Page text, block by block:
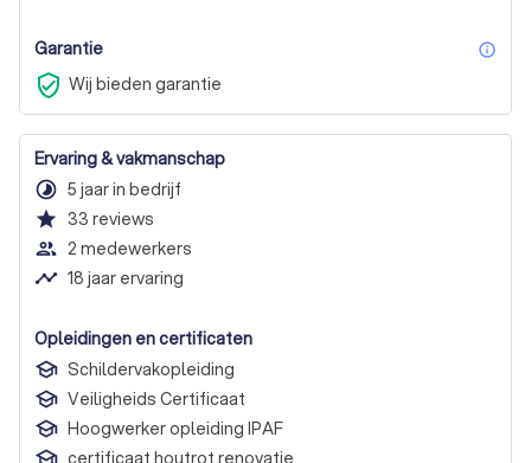
Garantie
verified_user Wij bieden garantie
Ervaring & vakmanschap
timelapse 5 jaar in bedrijf
star 33 reviews
people_outline 2 medewerkers
timeline 18 jaar ervaring
Opleidingen en certificaten
Schildervakopleiding
Veiligheids Certificaat
Hoogwerker opleiding IPAF
certificaat houtrot renovatie